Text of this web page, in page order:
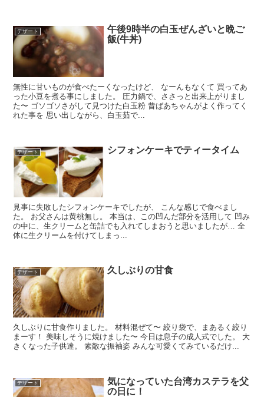
デザート
午後9時半の白玉ぜんざいと晩ご
飯(牛丼)
無性に甘いものが食べたーくなったけど、 なーんもなくて 買ってあ
った小豆を煮る事にしました。 圧力鍋で、ささっと出来上がりまし
た〜 ゴソゴソさがして見つけた白玉粉 昔ばあちゃんがよく作ってく
れた事を 思い出しながら、白玉茹で...
デザート シフォンケーキでティータイム
見事に失敗したシフォンケーキでしたが、 こんな感じで食べまし
た。 お父さんは黄桃無し。 本当は、この凹んだ部分を活用して 凹み
の中に、生クリームと缶詰でも入れてしまおうと思いましたが… 全
体に生クリームを付けてしまっ...
デザート 久しぶりの甘食
久しぶりに甘食作りました。 材料混ぜて〜 絞り袋で、まあるく絞り
まーす！ 美味しそうに焼けました〜 今日は息子の成人式でした。 大
きくなった子供達。 素敵な振袖姿 みんな可愛くてみているだけ...
デザート
気になっていた台湾カステラを父
の日に！